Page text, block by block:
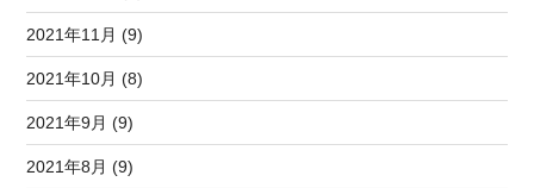
2021年11月 (9)
2021年10月 (8)
2021年9月 (9)
2021年8月 (9)